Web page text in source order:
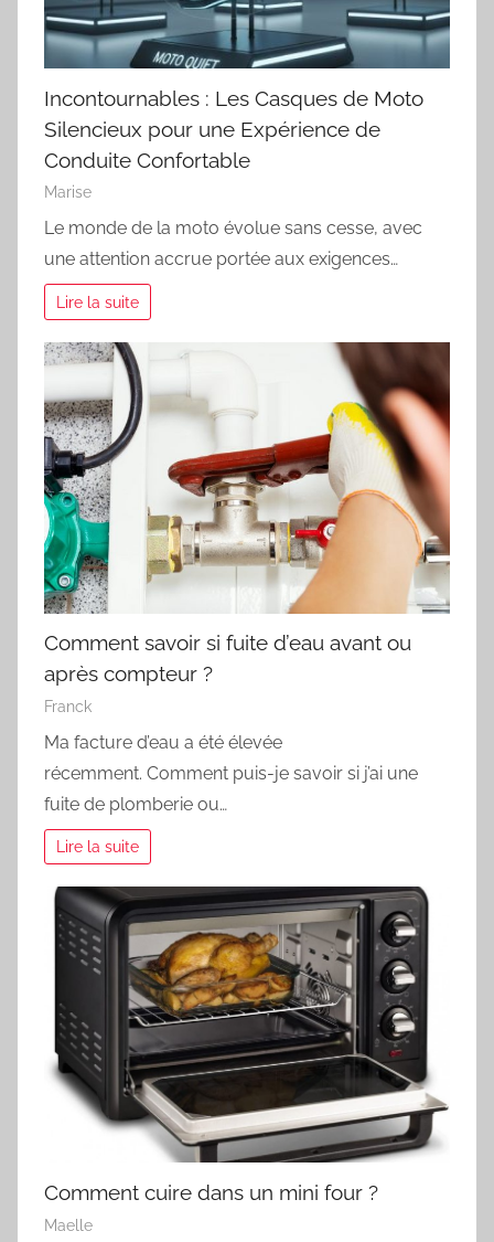
Incontournables : Les Casques de Moto
Silencieux pour une Expérience de
Conduite Confortable
Marise
Le monde de la moto évolue sans cesse, avec
une attention accrue portée aux exigences…
Lire la suite
Comment savoir si fuite d’eau avant ou
après compteur ?
Franck
Ma facture d’eau a été élevée
récemment. Comment puis-je savoir si j’ai une
fuite de plomberie ou…
Lire la suite
Comment cuire dans un mini four ?
Maelle